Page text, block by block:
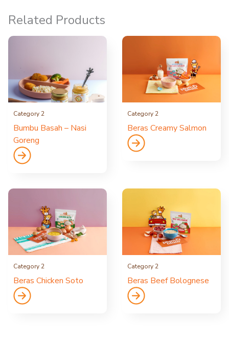
Related Products
Category 2
Bumbu Basah – Nasi
Goreng
Category 2
Beras Creamy Salmon
Category 2
Beras Chicken Soto
Category 2
Beras Beef Bolognese